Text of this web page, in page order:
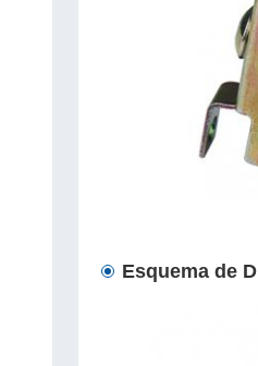
Esquema de